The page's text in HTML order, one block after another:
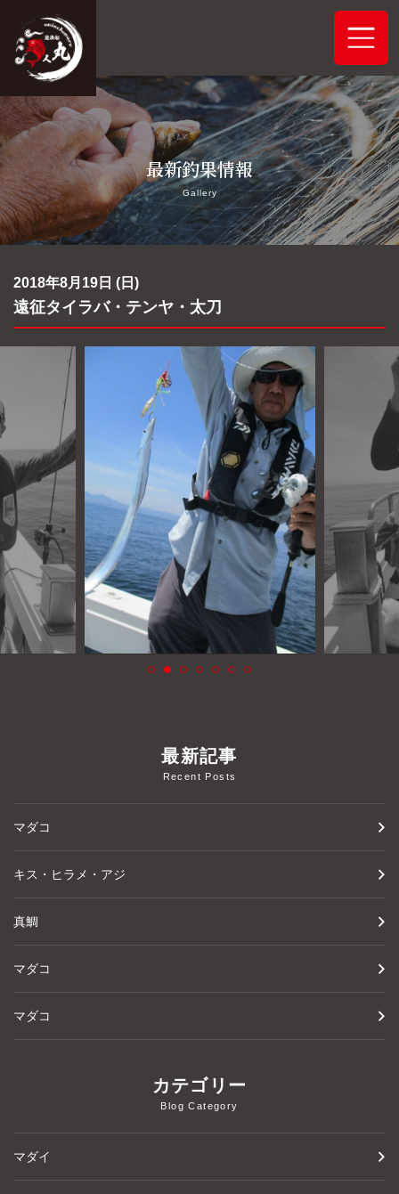
ホーム
システムご案内
最新釣果情報
船舶概要
よくあるご質問
プライバシーポリシー
お問い合わせ
お知らせ
最新釣果情報
Gallery
2018年8月19日 (日)
遠征タイラバ・テンヤ・太刀
最新記事
Recent Posts
マダコ
キス・ヒラメ・アジ
真鯛
マダコ
マダコ
カテゴリー
Blog Category
マダイ